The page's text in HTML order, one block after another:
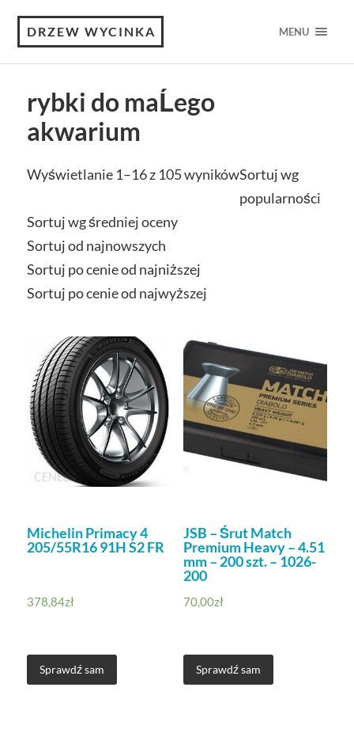
DRZEW WYCINKA MENU
rybki do maĹego
akwarium
Wyświetlanie 1–16 z 105 wynikówSortuj wg
popularności
Sortuj wg średniej oceny
Sortuj od najnowszych
Sortuj po cenie od najniższej
Sortuj po cenie od najwyższej
Michelin Primacy 4
205/55R16 91H S2 FR
378,84zł
Sprawdź sam
JSB – Śrut Match
Premium Heavy – 4.51
mm – 200 szt. – 1026-
200
70,00zł
Sprawdź sam